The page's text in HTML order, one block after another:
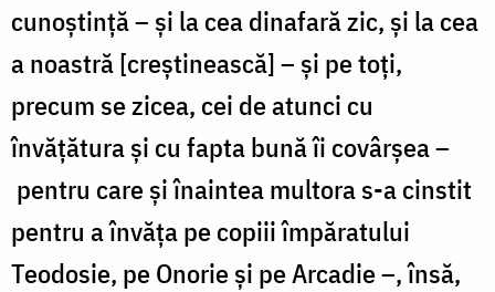
folos
/
Foto:
Oana
Nechifor
cunoştinţă – şi la cea dinafară zic, şi la cea
a noastră [creştinească] – şi pe toţi,
precum se zicea, cei de atunci cu
învăţătura şi cu fapta bună îi covârşea –
pentru care şi îna­intea multora s-a cinstit
pentru a învăţa pe copiii împăratului
Teodosie, pe Onorie şi pe Arcadie –, însă,